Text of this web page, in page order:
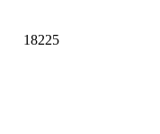
18225